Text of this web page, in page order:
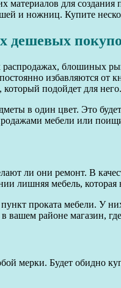
материалов для
и ножниц. Купите
дешевых
блошиных
избавляются
подойдет для него.
в один цвет. Это
мебели или
ли они ремонт. В
лишняя мебель, которая
проката мебели. У
вашем районе магазин,
мерки. Будет